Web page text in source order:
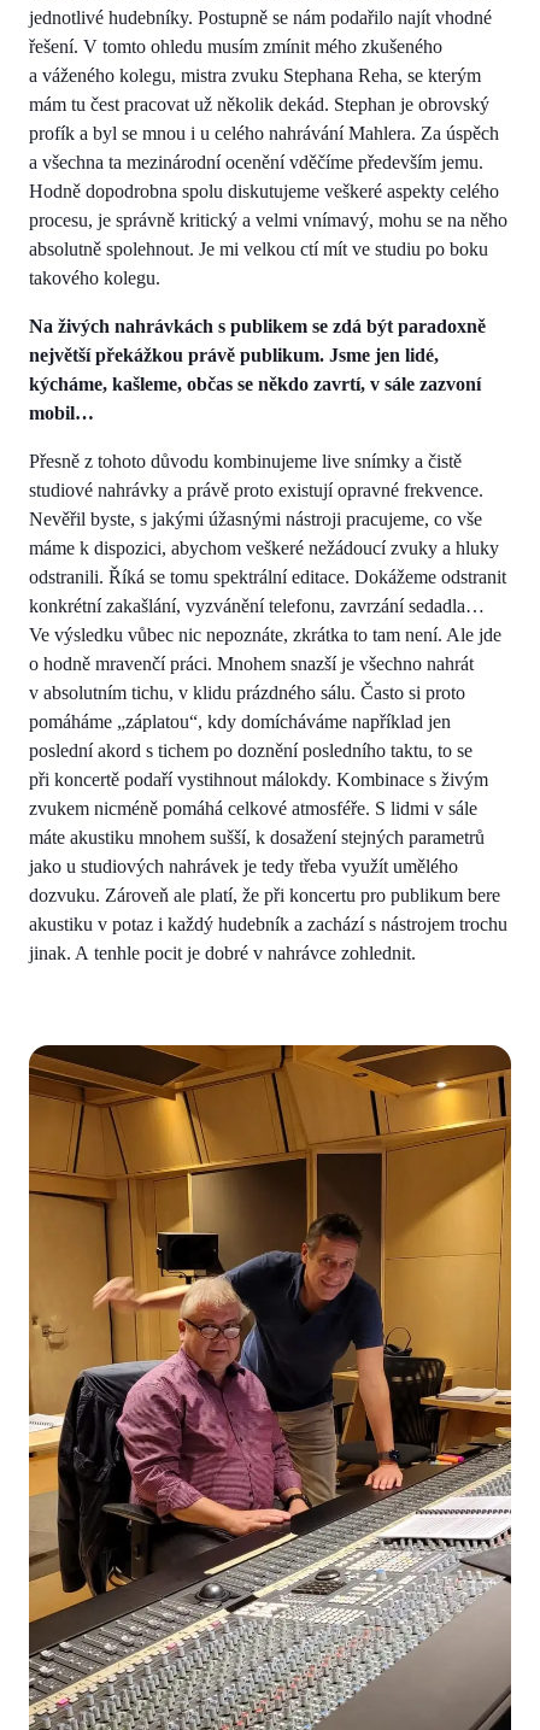
jednotlivé hudebníky. Postupně se nám podařilo najít vhodné
řešení. V tomto ohledu musím zmínit mého zkušeného
a váženého kolegu, mistra zvuku Stephana Reha, se kterým
mám tu čest pracovat už několik dekád. Stephan je obrovský
profík a byl se mnou i u celého nahrávání Mahlera. Za úspěch
a všechna ta mezinárodní ocenění vděčíme především jemu.
Hodně dopodrobna spolu diskutujeme veškeré aspekty celého
procesu, je správně kritický a velmi vnímavý, mohu se na něho
absolutně spolehnout. Je mi velkou ctí mít ve studiu po boku
takového kolegu.
Na živých nahrávkách s publikem se zdá být paradoxně
největší překážkou právě publikum. Jsme jen lidé,
kýcháme, kašleme, občas se někdo zavrtí, v sále zazvoní
mobil…
Přesně z tohoto důvodu kombinujeme live snímky a čistě
studiové nahrávky a právě proto existují opravné frekvence.
Nevěřil byste, s jakými úžasnými nástroji pracujeme, co vše
máme k dispozici, abychom veškeré nežádoucí zvuky a hluky
odstranili. Říká se tomu spektrální editace. Dokážeme odstranit
konkrétní zakašlání, vyzvánění telefonu, zavrzání sedadla…
Ve výsledku vůbec nic nepoznáte, zkrátka to tam není. Ale jde
o hodně mravenčí práci. Mnohem snazší je všechno nahrát
v absolutním tichu, v klidu prázdného sálu. Často si proto
pomáháme „záplatou“, kdy domícháváme například jen
poslední akord s tichem po doznění posledního taktu, to se
při koncertě podaří vystihnout málokdy. Kombinace s živým
zvukem nicméně pomáhá celkové atmosféře. S lidmi v sále
máte akustiku mnohem sušší, k dosažení stejných parametrů
jako u studiových nahrávek je tedy třeba využít umělého
dozvuku. Zároveň ale platí, že při koncertu pro publikum bere
akustiku v potaz i každý hudebník a zachází s nástrojem trochu
jinak. A tenhle pocit je dobré v nahrávce zohlednit.